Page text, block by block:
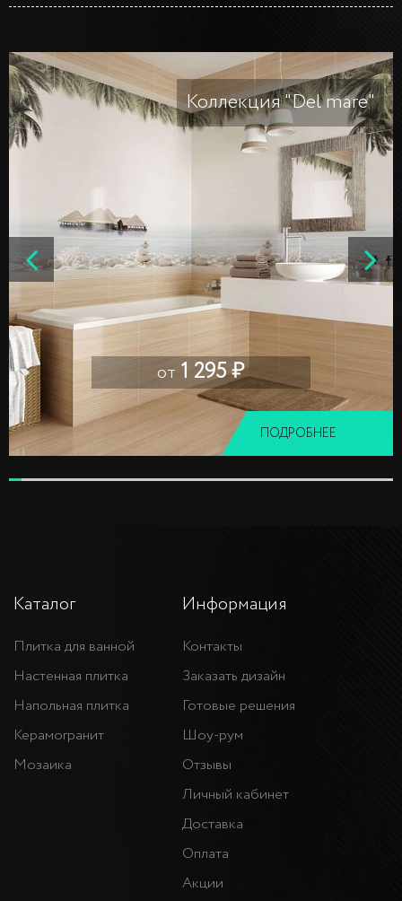
Коллекция "Del mare"
от 1 295 ₽
ПОДРОБНЕЕ
Каталог
Плитка для ванной
Настенная плитка
Напольная плитка
Керамогранит
Мозаика
Информация
Контакты
Заказать дизайн
Готовые решения
Шоу-рум
Отзывы
Личный кабинет
Доставка
Оплата
Акции